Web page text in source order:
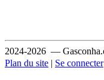
2024-2026 —
Plan du site | Se connecter